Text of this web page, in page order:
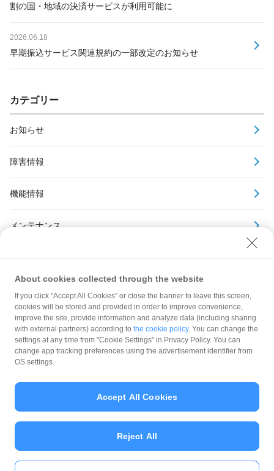
割の国・地域の決済サービスが利用可能に
2026.06.18
早期振込サービス関連規約の一部改定のお知らせ
カテゴリー
お知らせ
障害情報
機能情報
メンテナンス
規約
ガイドライン
About cookies collected through the website
If you click "Accept All Cookies" or close the banner to leave this screen,
cookies will be stored and provided in order to improve convenience,
improve the site, provide information and analyze data (including sharing
with external partners) according to the cookie policy. You can change the
settings at any time from "Cookie Settings" in Privacy Policy. You can
change app tracking preferences using the advertisement identifier from
OS settings.
Reject All
Accept All Cookies